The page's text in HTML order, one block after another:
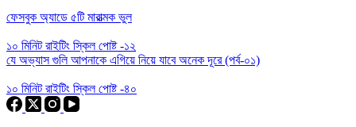
ফেসবুক অ্যাডে ৫টি মারাত্মক ভুল
১০ মিনিট রাইটিং স্কিল পোষ্ট -১২
যে অভ্যাস গুলি আপনাকে এগিয়ে নিয়ে যাবে অনেক দূরে (পর্ব-০১)
১০ মিনিট রাইটিং স্কিল পোষ্ট -৪০